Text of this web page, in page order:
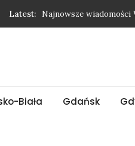
Latest:
Najnowsze wiadomości
Najnowsze wiadomości
Najnowsze
Biała Gdańsk